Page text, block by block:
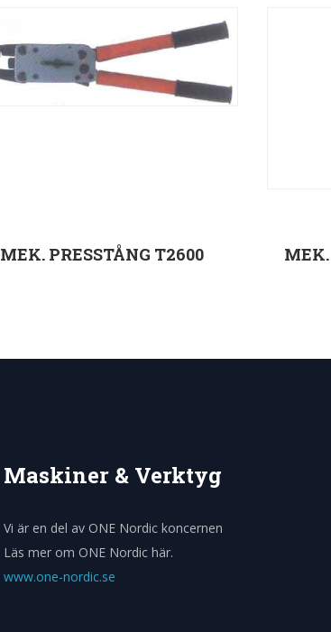
MEK. PRESSTÅNG T2600 MEK.
Maskiner & Verktyg
Vi är en del av ONE Nordic koncernen
Läs mer om ONE Nordic här.
www.one-nordic.se